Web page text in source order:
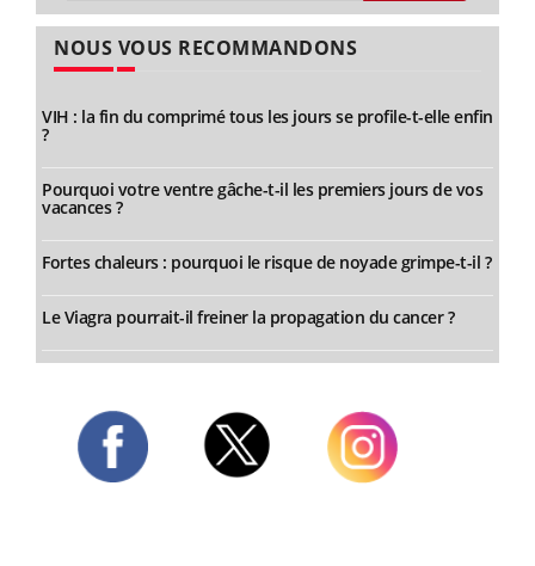
NOUS VOUS RECOMMANDONS
VIH : la fin du comprimé tous les jours se profile-t-elle enfin
?
Pourquoi votre ventre gâche-t-il les premiers jours de vos
vacances ?
Fortes chaleurs : pourquoi le risque de noyade grimpe-t-il ?
Le Viagra pourrait-il freiner la propagation du cancer ?